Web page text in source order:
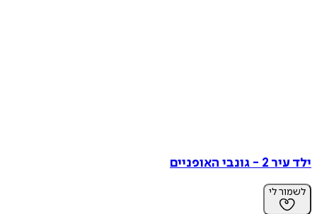
ילד עיר 2 - גונבי האופניים
לשמור לי